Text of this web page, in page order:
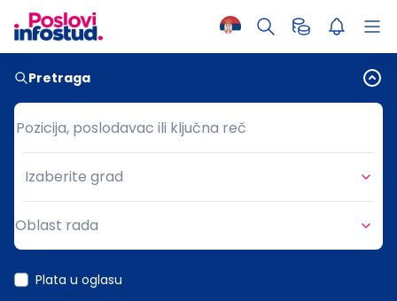
Pretraga
Pozicija, poslodavac ili ključna reč
Pozicija, poslodavac ili ključna reč
Grad
Izaberite grad
Oblast rada
Plata u oglasu